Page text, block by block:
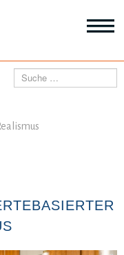
THEMEN
Suchen